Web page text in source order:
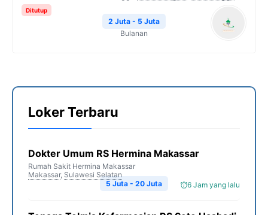
Ditutup
2 Juta - 5 Juta
Bulanan
Loker Terbaru
Dokter Umum RS Hermina Makassar
Rumah Sakit Hermina Makassar
Makassar, Sulawesi Selatan
6 Jam yang lalu
5 Juta - 20 Juta